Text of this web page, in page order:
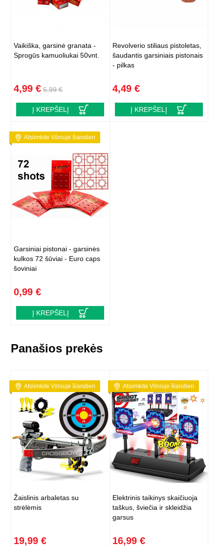
Vaikiška, garsinė granata -
Sprogūs kamuoliukai 50vnt.
4,99 € 6,99 €
Į KREPŠELĮ
Revolverio stiliaus pistoletas,
šaudantis garsiniais pistonais
- pilkas
4,49 €
Į KREPŠELĮ
Atsiimkite Vilniuje šiandien
Garsiniai pistonai - garsinės
kulkos 72 šūviai - Euro caps
šoviniai
0,99 €
Į KREPŠELĮ
Panašios prekės
Atsiimkite Vilniuje šiandien
Žaislinis arbaletas su
strėlėmis
19,99 €
Atsiimkite Vilniuje šiandien
Elektrinis taikinys skaičiuoja
taškus, šviečia ir skleidžia
garsus
16,99 €